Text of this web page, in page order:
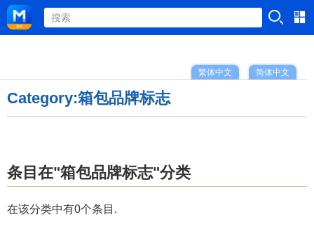
简体中文
繁体中文
Category:箱包品牌标志
条目在"箱包品牌标志"分类
在该分类中有0个条目.